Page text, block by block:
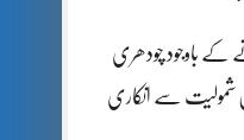
کے باوجود چودھری
شمولیت سے انکاری